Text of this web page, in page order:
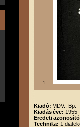
1
Kiadó: MDV., Bp.
Kiadás éve: 1955
Eredeti
Technika: 1